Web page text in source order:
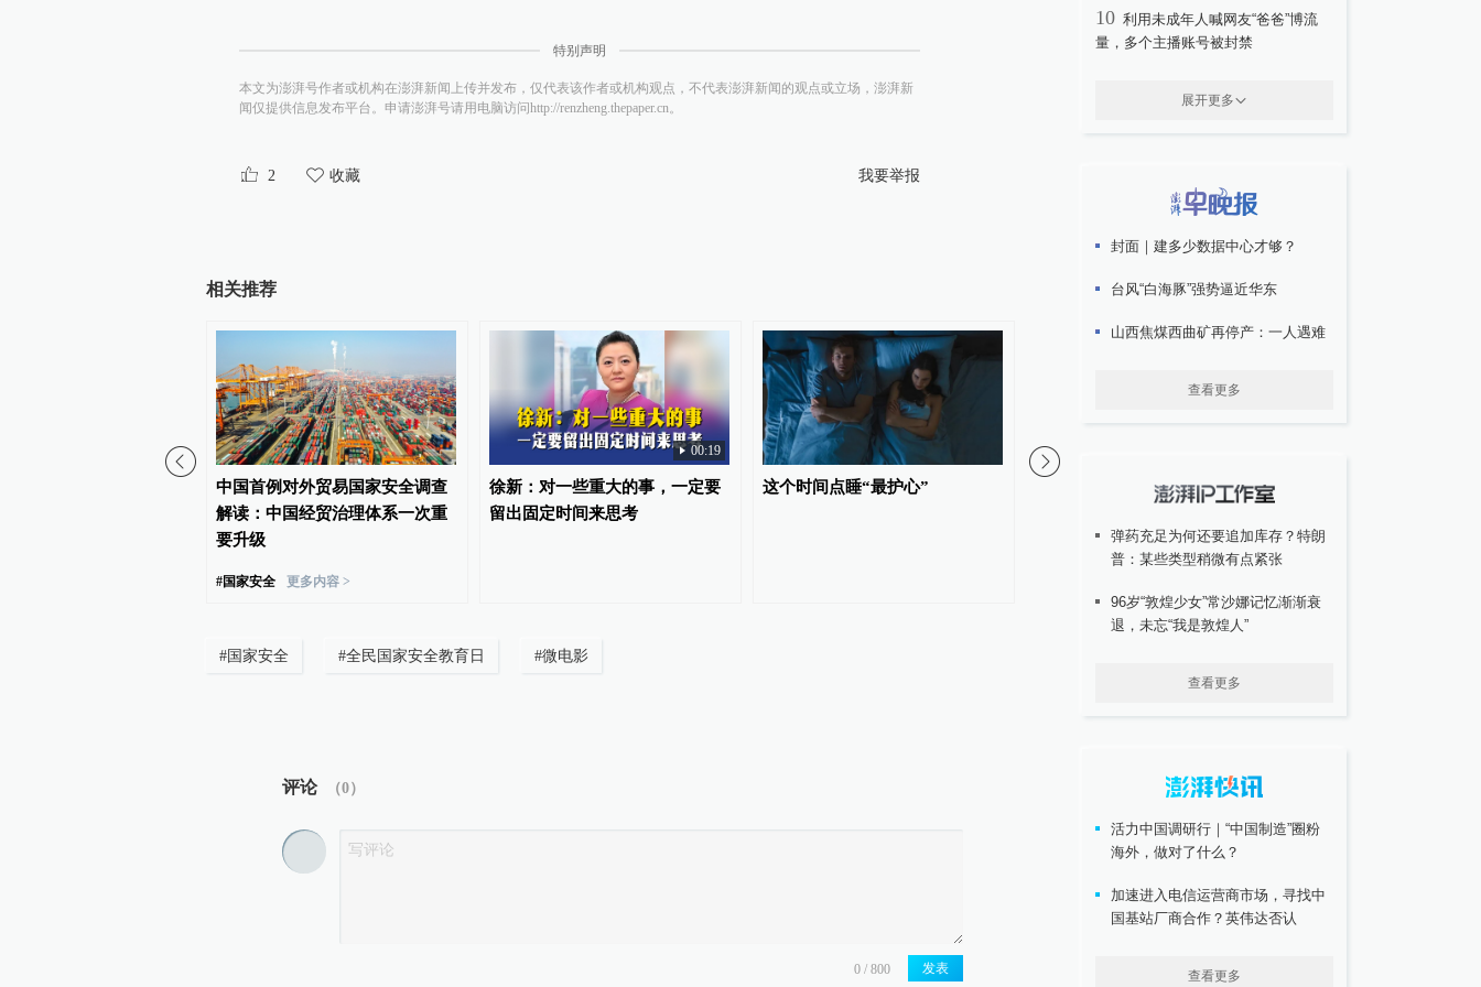
特别声明
本文为澎湃号作者或机构在澎湃新闻上传并发布，仅代表该作者或机构观点，不代表澎湃新闻的观点或立场，澎湃新
闻仅提供信息发布平台。申请澎湃号请用电脑访问http://renzheng.thepaper.cn。
2 收藏 我要举报
相关推荐
中国首例对外贸易国家安全调查
解读：中国经贸治理体系一次重
要升级
#国家安全 更多内容 >
00:19
徐新：对一些重大的事，一定要
留出固定时间来思考
这个时间点睡“最护心”
七月车市的两个真相：国内拼技
#国家安全 #全民国家安全教育日 #微电影
评论 （0）
发表
10 利用未成年人喊网友“爸爸”博流
量，多个主播账号被封禁
展开更多
封面｜建多少数据中心才够？
台风“白海豚”强势逼近华东
山西焦煤西曲矿再停产：一人遇难
查看更多
弹药充足为何还要追加库存？特朗
普：某些类型稍微有点紧张
96岁“敦煌少女”常沙娜记忆渐渐衰
退，未忘“我是敦煌人”
查看更多
活力中国调研行｜“中国制造”圈粉
海外，做对了什么？
加速进入电信运营商市场，寻找中
国基站厂商合作？英伟达否认
查看更多